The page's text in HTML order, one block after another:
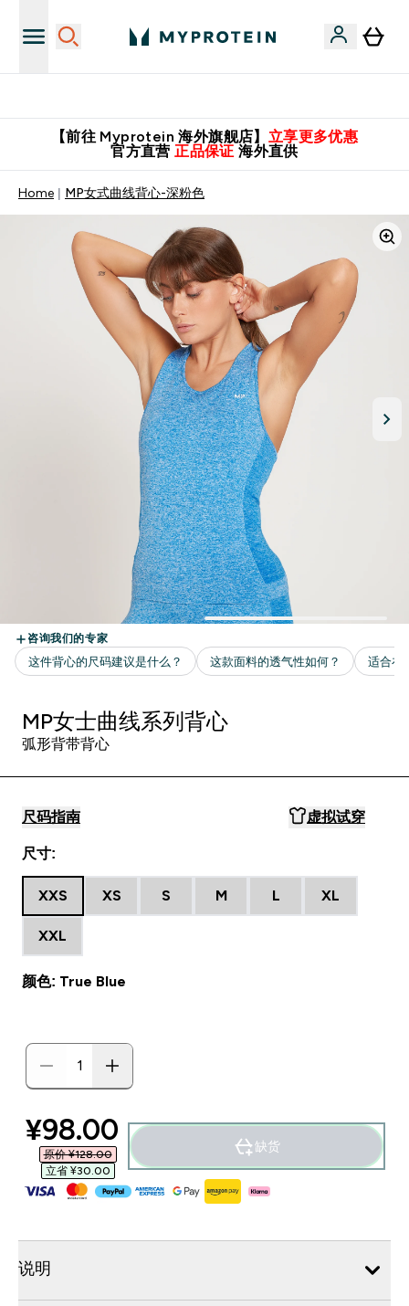
【前往 Myprotein 海外旗舰店】 立享更多优惠
官方直营 正品保证 海外直供
Home MP女式曲线背心-深粉色
MP女士曲线系列背心
弧形背带背心
尺码指南 虚拟试穿
尺寸:
XXS XS S M L XL
XXL
颜色: True Blue
discounted price
¥98.00‎
原价 ¥128.00‎
立省 ¥30.00‎
缺货
说明